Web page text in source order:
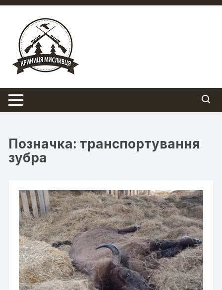
Перейти
вмісту
Позначка: транспортування
зубра